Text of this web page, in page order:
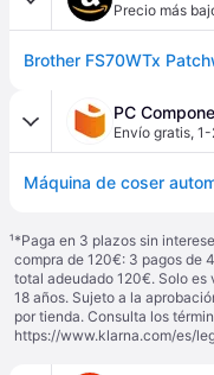
Precio más
PC
Envío gratis, 1-
¹*Paga en 3 plazos sin
compra de 120€: 3 pagos de
total adeudado 120€. Solo es
18 años. Sujeto a la
por tienda. Consulta los
https://www.klarna.com/es/